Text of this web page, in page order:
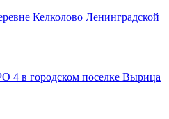
Келколово Ленинградской
4 в городском поселке Вырица